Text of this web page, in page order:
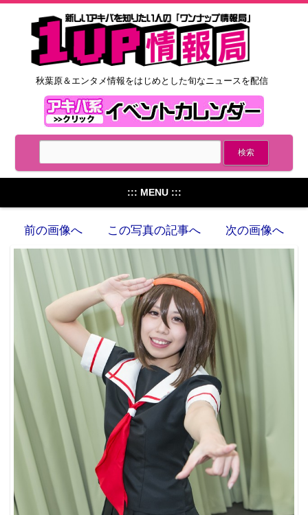
秋葉原＆エンタメ情報をはじめとした旬なニュースを配信
::: MENU :::
前の画像へ この写真の記事へ 次の画像へ